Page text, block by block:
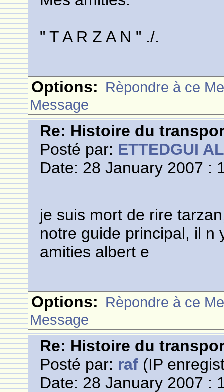
" T A R Z A N " ./.
Options: Rèpondre à ce
Message
Re: Histoire du
Posté par: ETTEDGUI
Date: 28 January 2007 :
je suis mort de rire
notre guide principal, il n
amities albert e
Options: Rèpondre à ce
Message
Re: Histoire du
Posté par: raf (IP
Date: 28 January 2007 :